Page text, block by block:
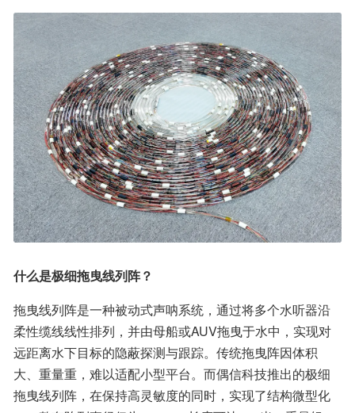
什么是极细拖曳线列阵？
拖曳线列阵是一种被动式声呐系统，通过将多个水听器沿
柔性缆线线性排列，并由母船或AUV拖曳于水中，实现对
远距离水下目标的隐蔽探测与跟踪。传统拖曳阵因体积
大、重量重，难以适配小型平台。而偶信科技推出的极细
拖曳线列阵，在保持高灵敏度的同时，实现了结构微型化